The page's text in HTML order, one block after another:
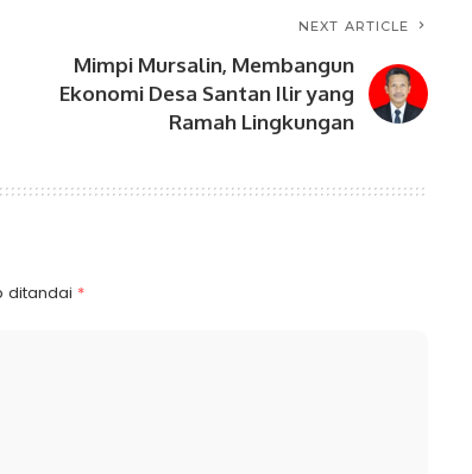
NEXT ARTICLE
Mimpi Mursalin, Membangun
Ekonomi Desa Santan Ilir yang
Ramah Lingkungan
ditandai *